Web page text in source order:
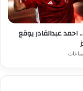
احمد عبدالقادر يوقع